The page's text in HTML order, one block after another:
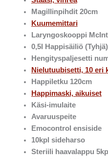
Magillinpihdit 20cm
Kuumemittari
Laryngoskooppi
0,5l Happisäiliö (Tyhjä)
Hengityspaljesetti
Nielutuubisetti, 10 eri
Happiletku 120cm
Happimaski, aikuiset
Käsi-imulaite
Avaruuspeite
Emocontrol ensiside
10kpl sideharso
Steriili haavalappu 5kpl